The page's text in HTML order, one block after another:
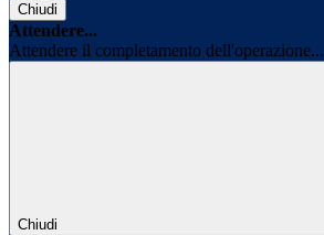
Chiudi
Attendere...
Attendere il completamento dell'operazione...
Chiudi